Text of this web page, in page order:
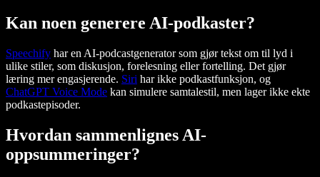
Kan noen generere AI-podkaster?
Speechify har en AI-podcastgenerator som gjør tekst om til lyd i
ulike stiler, som diskusjon, forelesning eller fortelling. Det gjør
læring mer engasjerende. Siri har ikke podkastfunksjon, og
ChatGPT Voice Mode kan simulere samtalestil, men lager ikke ekte
podkastepisoder.
Hvordan sammenlignes AI-
oppsummeringer?